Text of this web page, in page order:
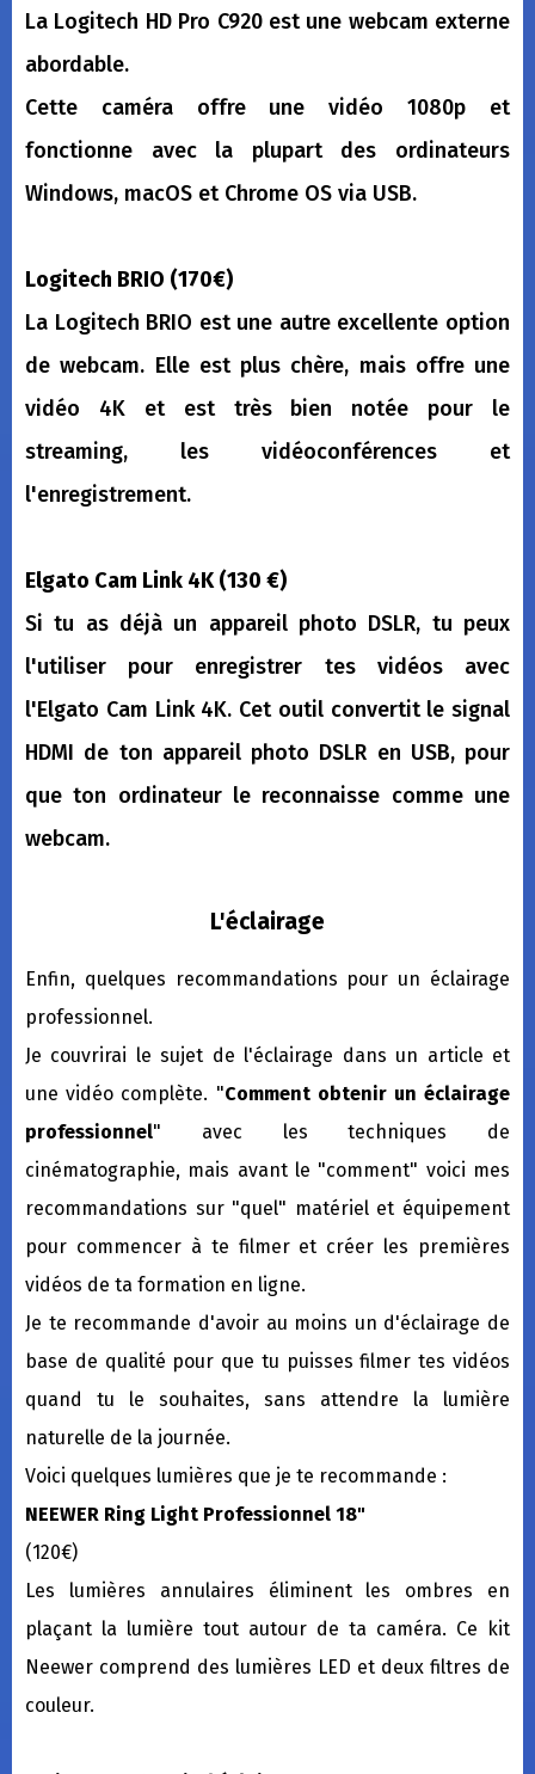
La Logitech HD Pro C920 est une webcam externe
abordable.
Cette caméra offre une vidéo 1080p et
fonctionne avec la plupart des ordinateurs
Windows, macOS et Chrome OS via USB.
Logitech BRIO (170€)
La Logitech BRIO est une autre excellente option
de webcam. Elle est plus chère, mais offre une
vidéo 4K et est très bien notée pour le
streaming, les vidéoconférences et
l'enregistrement.
Elgato Cam Link 4K (130 €)
Si tu as déjà un appareil photo DSLR, tu peux
l'utiliser pour enregistrer tes vidéos avec
l'Elgato Cam Link 4K. Cet outil convertit le signal
HDMI de ton appareil photo DSLR en USB, pour
que ton ordinateur le reconnaisse comme une
webcam.
L'éclairage
Enfin, quelques recommandations pour un éclairage
professionnel.
Je couvrirai le sujet de l'éclairage dans un article et
une vidéo complète. "Comment obtenir un éclairage
professionnel" avec les techniques de
cinématographie, mais avant le "comment" voici mes
recommandations sur "quel" matériel et équipement
pour commencer à te filmer et créer les premières
vidéos de ta formation en ligne.
Je te recommande d'avoir au moins un d'éclairage de
base de qualité pour que tu puisses filmer tes vidéos
quand tu le souhaites, sans attendre la lumière
naturelle de la journée.
Voici quelques lumières que je te recommande :
NEEWER Ring Light Professionnel 18"
(120€)
Les lumières annulaires éliminent les ombres en
plaçant la lumière tout autour de ta caméra. Ce kit
Neewer comprend des lumières LED et deux filtres de
couleur.